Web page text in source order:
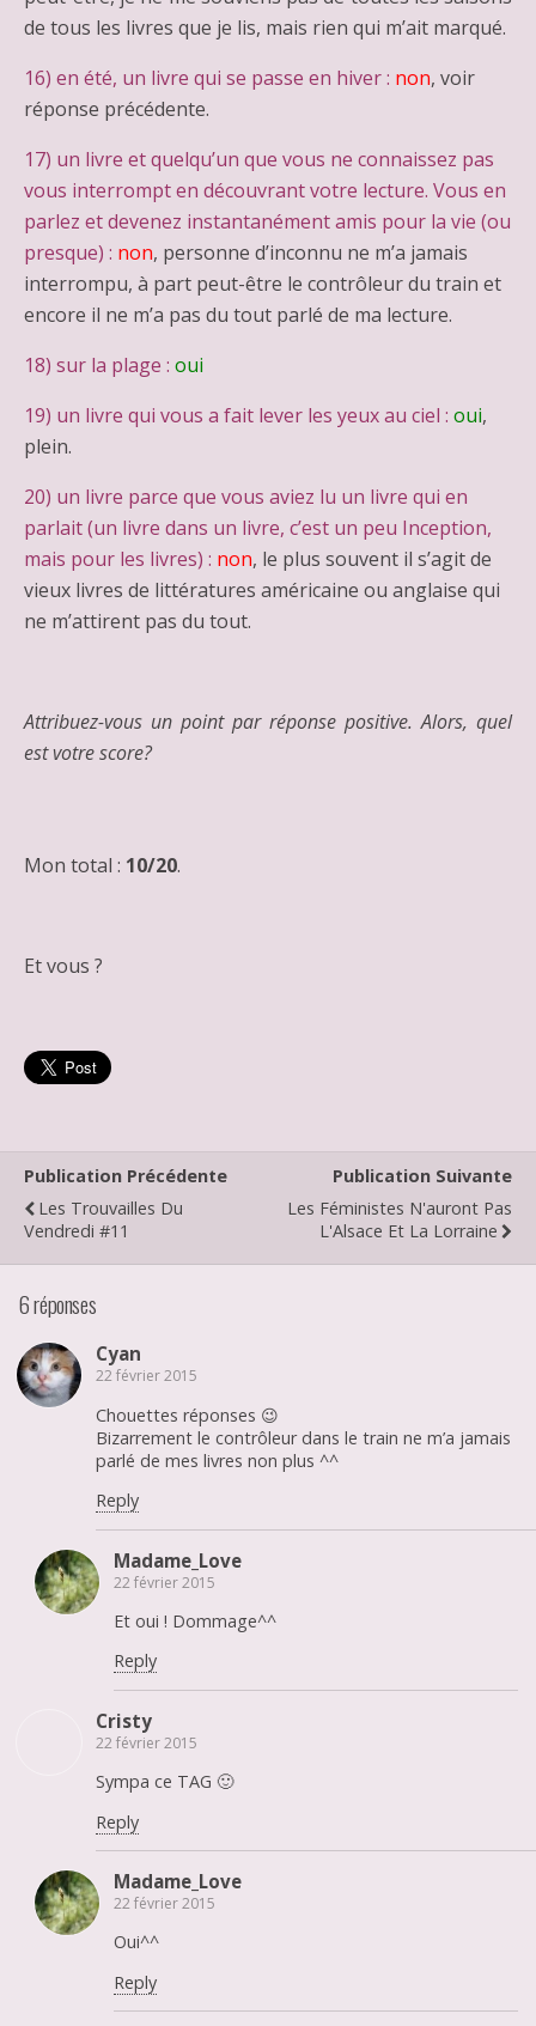
de tous les livres que je lis, mais rien qui m’ait marqué.
16) en été, un livre qui se passe en hiver : non, voir
réponse précédente.
17) un livre et quelqu’un que vous ne connaissez pas
vous interrompt en découvrant votre lecture. Vous en
parlez et devenez instantanément amis pour la vie (ou
presque) : non, personne d’inconnu ne m’a jamais
interrompu, à part peut-être le contrôleur du train et
encore il ne m’a pas du tout parlé de ma lecture.
18) sur la plage : oui
19) un livre qui vous a fait lever les yeux au ciel : oui,
plein.
20) un livre parce que vous aviez lu un livre qui en
parlait (un livre dans un livre, c’est un peu Inception,
mais pour les livres) : non, le plus souvent il s’agit de
vieux livres de littératures américaine ou anglaise qui
ne m’attirent pas du tout.
Attribuez-vous un point par réponse positive. Alors, quel
est votre score?
Mon total : 10/20.
Et vous ?
Publication Précédente
Les Trouvailles Du
Vendredi #11
Publication Suivante
Les Féministes N'auront Pas
L'Alsace Et La Lorraine
6 réponses
Cyan
22 février 2015
Chouettes réponses 😉
Bizarrement le contrôleur dans le train ne m’a jamais
parlé de mes livres non plus ^^
Reply
Madame_Love
22 février 2015
Et oui ! Dommage^^
Reply
Cristy
22 février 2015
Sympa ce TAG 🙂
Reply
Madame_Love
22 février 2015
Oui^^
Reply